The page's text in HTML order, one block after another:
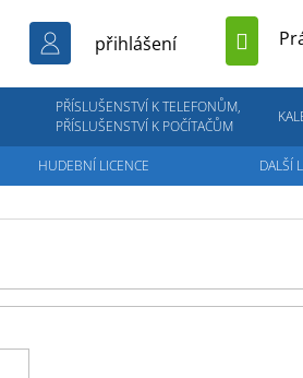
přihlášení
PŘÍSLUŠENSTVÍ K TELEFONŮM,
PŘÍSLUŠENSTVÍ K POČÍTAČŮM
HUDEBNÍ LICENCE
DALŠÍ